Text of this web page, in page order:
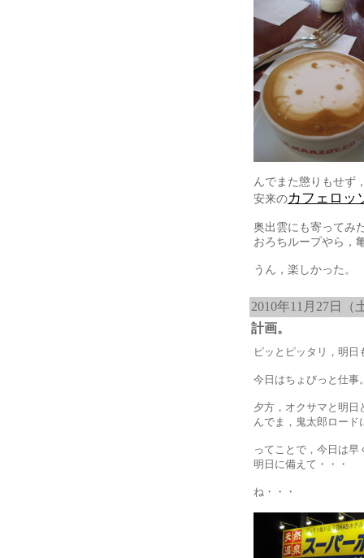
んでまた懲りもせず
安来のカフェロッ
奥出雲にも寄ってみ
おろちループやら，
うん，楽しかった。
2010年11月27日（
計画。
ピッとピッタリ，明
今日はちょびっと仕事
夕方，オクサマと明日
んでま，鬼太郎ロード
ってことで，今日は早
明日に備えて・・・
ね・・・